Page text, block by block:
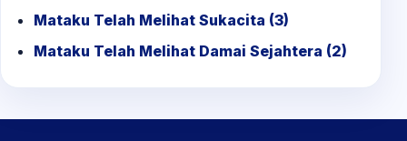
Mataku Telah Melihat Sukacita (3)
Mataku Telah Melihat Damai Sejahtera (2)